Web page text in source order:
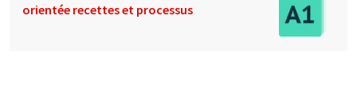
orientée recettes et processus